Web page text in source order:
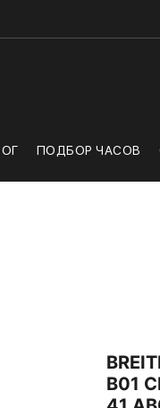
ПОДБОР ЧАСОВ
B01